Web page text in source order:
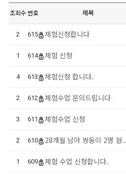
조회수 번호 제목
2 615 체험신청합니다
1 614 체험 신청
4 613 체험신청 합니다.
2 612 체험수업 문의드립니다
3 611 체험수업 신청
2 610 28개월 남아 쌍둥이 2명 원..
1 609 체험 수업 신청합니다.